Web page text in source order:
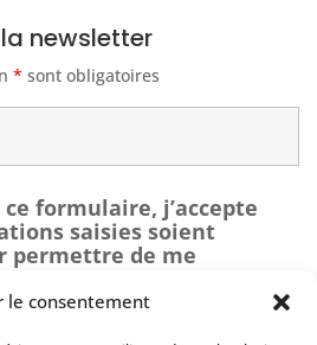
le consentement
newsletter
* sont obligatoires
formulaire, j’accepte
saisies soient
permettre de me